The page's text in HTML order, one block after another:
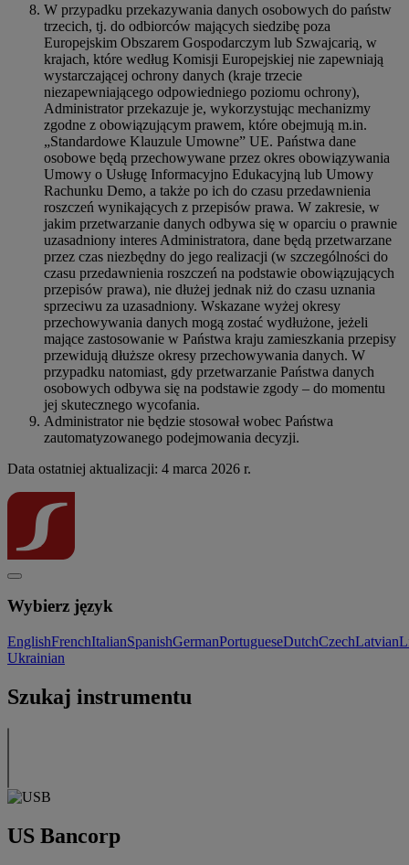
W przypadku przekazywania danych osobowych do państw
trzecich, tj. do odbiorców mających siedzibę poza
Europejskim Obszarem Gospodarczym lub Szwajcarią, w
krajach, które według Komisji Europejskiej nie zapewniają
wystarczającej ochrony danych (kraje trzecie
niezapewniającego odpowiedniego poziomu ochrony),
Administrator przekazuje je, wykorzystując mechanizmy
zgodne z obowiązującym prawem, które obejmują m.in.
„Standardowe Klauzule Umowne” UE. Państwa dane
osobowe będą przechowywane przez okres obowiązywania
Umowy o Usługę Informacyjno Edukacyjną lub Umowy
Rachunku Demo, a także po ich do czasu przedawnienia
roszczeń wynikających z przepisów prawa. W zakresie, w
jakim przetwarzanie danych odbywa się w oparciu o prawnie
uzasadniony interes Administratora, dane będą przetwarzane
przez czas niezbędny do jego realizacji (w szczególności do
czasu przedawnienia roszczeń na podstawie obowiązujących
przepisów prawa), nie dłużej jednak niż do czasu uznania
sprzeciwu za uzasadniony. Wskazane wyżej okresy
przechowywania danych mogą zostać wydłużone, jeżeli
mające zastosowanie w Państwa kraju zamieszkania przepisy
przewidują dłuższe okresy przechowywania danych. W
przypadku natomiast, gdy przetwarzanie Państwa danych
osobowych odbywa się na podstawie zgody – do momentu
jej skutecznego wycofania.
Administrator nie będzie stosował wobec Państwa
zautomatyzowanego podejmowania decyzji.
Data ostatniej aktualizacji: 4 marca 2026 r.
Wybierz język
EnglishFrenchItalianSpanishGermanPortugueseDutchCzechLatvian
Ukrainian
Szukaj instrumentu
US Bancorp